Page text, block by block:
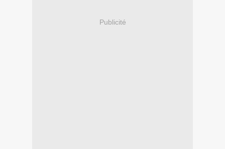
Publicité